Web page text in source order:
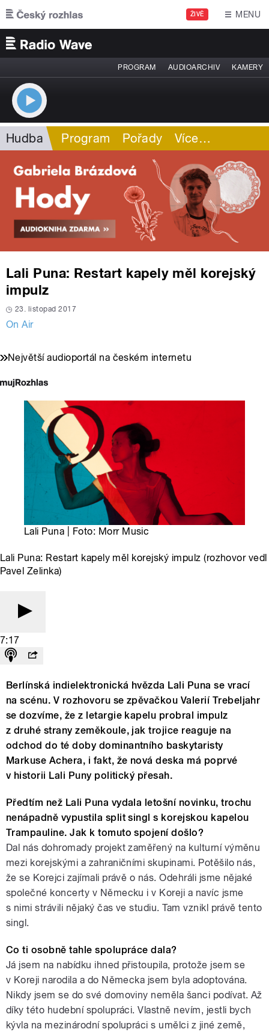
Přejít k hlavnímu obsahu
ŽIVĚ MENU
PROGRAM AUDIOARCHIV KAMERY
Hudba Program Pořady Více…
Lali Puna: Restart kapely měl korejský
impulz
23. listopad 2017
On Air
Největší audioportál na českém internetu
Lali Puna | Foto: Morr Music
Lali Puna: Restart kapely měl korejský impulz (rozhovor vedl
Pavel Zelinka)
7:17
Berlínská indielektronická hvězda Lali Puna se vrací
na scénu. V rozhovoru se zpěvačkou Valerií Trebeljahr
se dozvíme, že z letargie kapelu probral impulz
z druhé strany zeměkoule, jak trojice reaguje na
odchod do té doby dominantního baskytaristy
Markuse Achera, i fakt, že nová deska má poprvé
v historii Lali Puny politický přesah.
Předtím než Lali Puna vydala letošní novinku, trochu
nenápadně vypustila split singl s korejskou kapelou
Trampauline. Jak k tomuto spojení došlo?
Dal nás dohromady projekt zaměřený na kulturní výměnu
mezi korejskými a zahraničními skupinami. Potěšilo nás,
že se Korejci zajímali právě o nás. Odehráli jsme nějaké
společné koncerty v Německu i v Koreji a navíc jsme
s nimi strávili nějaký čas ve studiu. Tam vznikl právě tento
singl.
Co ti osobně tahle spolupráce dala?
Já jsem na nabídku ihned přistoupila, protože jsem se
v Koreji narodila a do Německa jsem byla adoptována.
Nikdy jsem se do své domoviny neměla šanci podívat. Až
díky této hudební spolupráci. Vlastně nevím, jestli bych
kývla na mezinárodní spolupráci s umělci z jiné země,